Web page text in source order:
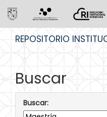
REPOSITORIO
Buscar
Buscar: